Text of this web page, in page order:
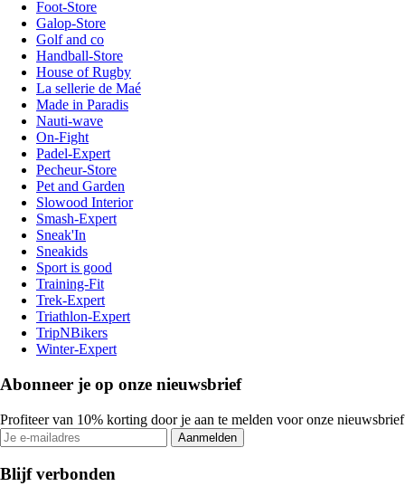
Foot-Store
Galop-Store
Golf and co
Handball-Store
House of Rugby
La sellerie de Maé
Made in Paradis
Nauti-wave
On-Fight
Padel-Expert
Pecheur-Store
Pet and Garden
Slowood Interior
Smash-Expert
Sneak'In
Sneakids
Sport is good
Training-Fit
Trek-Expert
Triathlon-Expert
TripNBikers
Winter-Expert
Abonneer je op onze nieuwsbrief
Profiteer van 10% korting door je aan te melden voor onze nieuwsbrief
Aanmelden
Blijf verbonden